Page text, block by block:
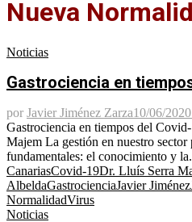
Nueva
Noticias
Gastrociencia en
por Javier Jiménez Zarza10/06/2020
Gastrociencia en tiempos del
Majem La gestión en nuestro sector
fundamentales: el conocimiento y
CanariasCovid-19Dr. Lluís Serra
AlbeldaGastrocienciaJavier Jiménez
NormalidadVirus
Noticias